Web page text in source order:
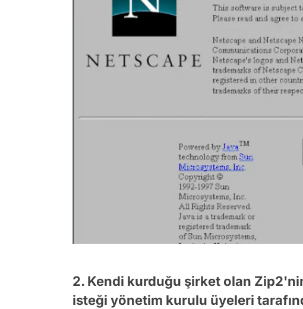
2. Kendi kurduğu şirket olan
isteği yönetim kurulu üyeleri